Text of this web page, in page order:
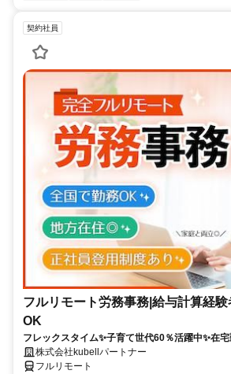
契約社員
フルリモート労務事務|給与計算経
OK
フレックスタイム✨子育て世代60％活躍中✨在
株式会社kubellパートナー
フルリモート